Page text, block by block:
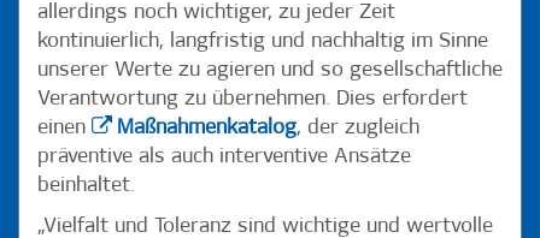
allerdings noch wichtiger, zu jeder Zeit
kontinuierlich, langfristig und nachhaltig im Sinne
unserer Werte zu agieren und so gesellschaftliche
Verantwortung zu übernehmen. Dies erfordert
einen
Maßnahmenkatalog, der zugleich
präventive als auch interventive Ansätze
beinhaltet.
„Vielfalt und Toleranz sind wichtige und wertvolle